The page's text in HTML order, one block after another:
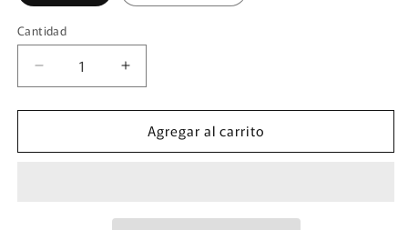
Cantidad
Cantidad
Reducir
cantidad
para
Compatibles
Aumentar
cantidad
para
Plantillas
Compatibles
Agregar al carrito